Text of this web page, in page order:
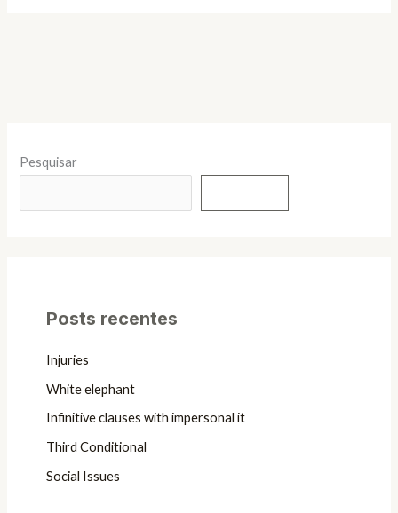
Pesquisar
Posts recentes
Injuries
White elephant
Infinitive clauses with impersonal it
Third Conditional
Social Issues